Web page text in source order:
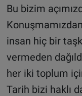
Bu bizim
insan hiç bir
vermeden
her iki toplum
Tarih bizi haklı